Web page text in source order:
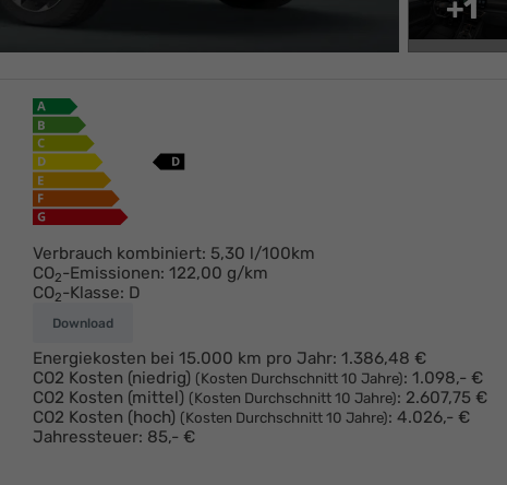
Ikaro Neureuther
+49 (0)6269 -
E-Mail
+1
Verbrauch kombiniert: 5,30 l/100km
CO2-Emissionen: 122,00 g/km
CO2-Klasse: D
Download
Energiekosten bei 15.000 km pro Jahr: 1.386,48 €
CO2 Kosten (niedrig) (Kosten Durchschnitt 10 Jahre): 1.098,- €
CO2 Kosten (mittel) (Kosten Durchschnitt 10 Jahre): 2.607,75 €
CO2 Kosten (hoch) (Kosten Durchschnitt 10 Jahre): 4.026,- €
Jahressteuer: 85,- €